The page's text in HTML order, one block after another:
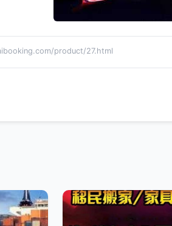
product/27.html